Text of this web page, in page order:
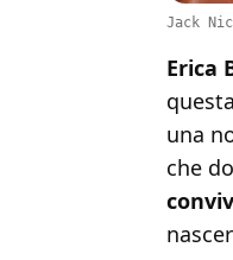
Jack
Erica
una
che